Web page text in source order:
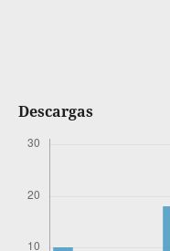
Descargas